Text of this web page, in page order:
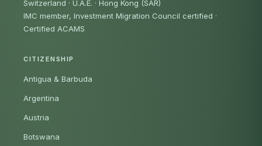
Switzerland · U.A.E. · Hong Kong (SAR)
IMC member, Investment Migration Council certified ·
Certified ACAMS
CITIZENSHIP
Antigua & Barbuda
Argentina
Austria
Botswana